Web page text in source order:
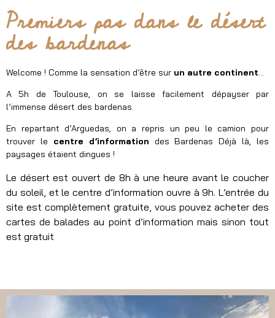
Premiers pas dans le désert
des bardenas
Welcome ! Comme la sensation d’être sur un autre continent
A 5h de Toulouse, on se laisse facilement dépayser par
l’immense désert des bardenas.
En repartant d’Arguedas, on a repris un peu le camion pour
trouver le centre d’information des Bardenas Déjà là, les
paysages étaient dingues !
Le désert est ouvert de 8h à une heure avant le coucher
du soleil, et le centre d’information ouvre à 9h. L’entrée du
site est complètement gratuite, vous pouvez acheter des
cartes de balades au point d’information mais sinon tout
est gratuit